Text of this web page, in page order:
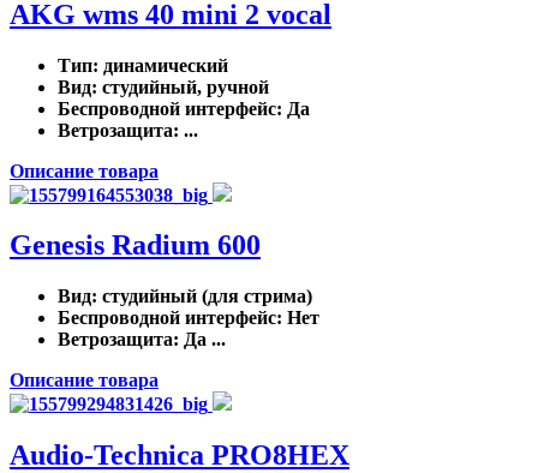
AKG wms 40 mini 2 vocal
Тип: динамический
Вид: студийный, ручной
Беспроводной интерфейс: Да
Ветрозащита: ...
Описание товара
Genesis Radium 600
Вид: студийный (для стрима)
Беспроводной интерфейс: Нет
Ветрозащита: Да ...
Описание товара
Audio-Technica PRO8HEX